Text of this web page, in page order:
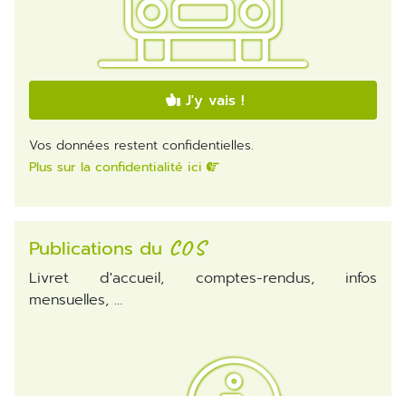
J'y vais !
Vos données restent confidentielles.
Plus sur la confidentialité ici
Publications du COS
Livret d'accueil, comptes-rendus, infos
mensuelles, …